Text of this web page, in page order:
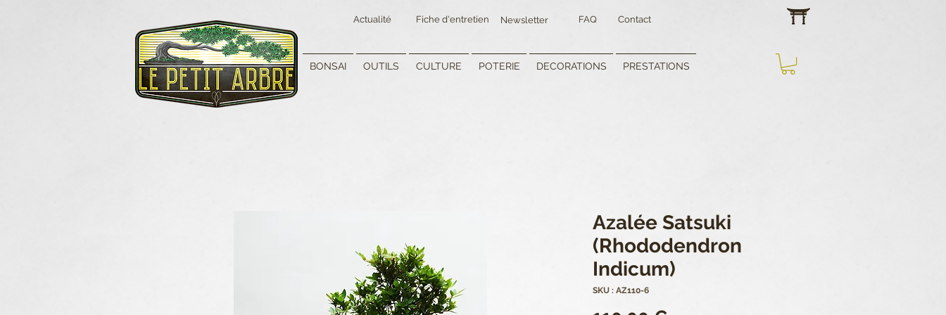
Actualité Fiche d'entretien Newsletter FAQ Contact
BONSAI OUTILS CULTURE POTERIE DECORATIONS PRESTATIONS
Azalée Satsuki
(Rhododendron
Indicum)
SKU : AZ110-6